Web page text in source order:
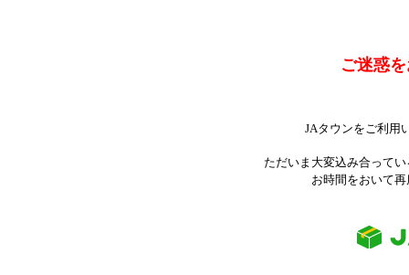
ご迷惑
JAタウンをご利用
ただいま大変込み合って
お時間をおいて